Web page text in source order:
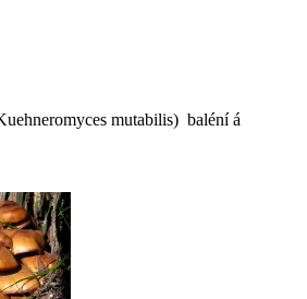
mutabilis) baléní á